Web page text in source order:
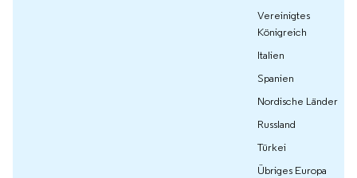
Vereinigtes
Königreich
Italien
Spanien
Nordische Länder
Russland
Türkei
Übriges Europa